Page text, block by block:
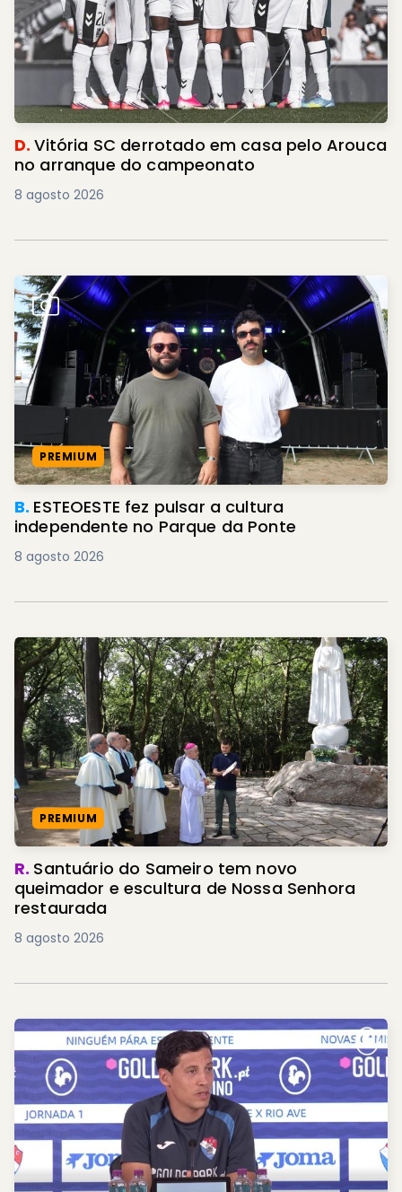
D.Vitória SC derrotado em casa pelo Arouca
no arranque do campeonato
8 agosto 2026
PREMIUM
B. ESTEOESTE fez pulsar a cultura
independente no Parque da Ponte
8 agosto 2026
PREMIUM
R. Santuário do Sameiro tem novo
queimador e escultura de Nossa Senhora
restaurada
8 agosto 2026